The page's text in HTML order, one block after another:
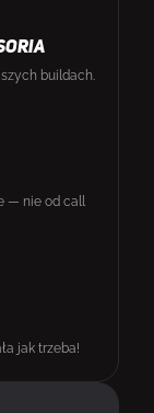
buildach.
— nie od call
jak trzeba!